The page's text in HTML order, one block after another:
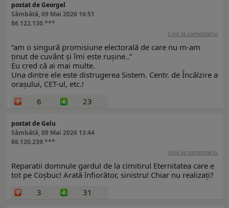
postat de Georgel
Sâmbătă, 09 Mai 2026 16:51
86.122.130.***
Link la comentariu
”am o singură promisiune electorală de care nu m-am
ținut de cuvânt și îmi este rușine..”
Eu cred că ai mai multe.
Una dintre ele este distrugerea Sistem. Centr. de Încălzire a
orașului, CET-ul, etc.!
6
23
postat de Gelu
Sâmbătă, 09 Mai 2026 13:44
86.120.239.***
Link la comentariu
Reparatii domnule gardul de la cimitirul Eternitatea care e
tot pe Coșbuc! Arată înfiorător, sinistru! Chiar nu realizați?
3
31